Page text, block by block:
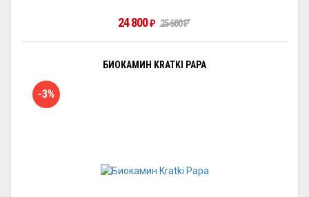
24 800 ₽ 25 600₽
БИОКАМИН KRATKI PAPA
-3%